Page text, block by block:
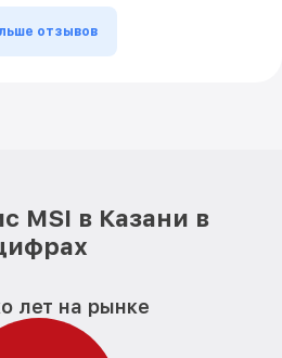
отзывов
MSI в Казани в
лет на рынке